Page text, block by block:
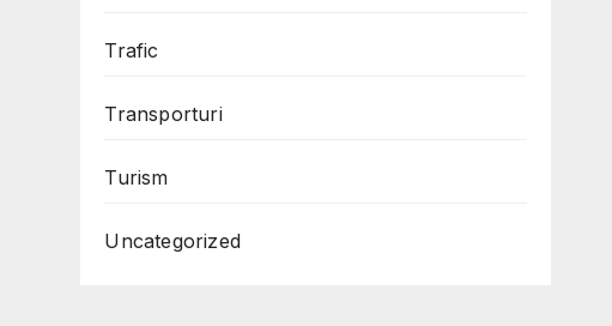
Trafic
Transporturi
Turism
Uncategorized